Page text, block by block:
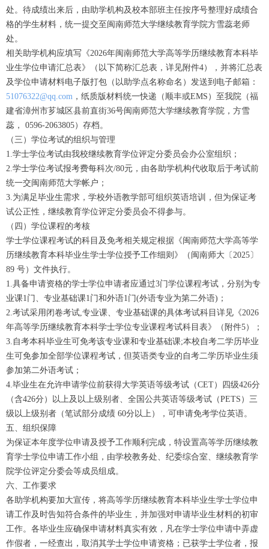
处。待成绩出来后，由助学机构及校本部班主任按序号整理好成绩合
格的学生材料，统一提交至闽南师范大学继续教育学院方雪蕊老师
处。
相关助学机构应填写《2026年闽南师范大学高等学历继续教育本科毕
业生学位申请汇总表》（以下简称汇总表，详见附件4），并将汇总表
及学位申请材料电子版打包（以助学点名称命名）发送到电子邮箱：
51076322@qq.com ，纸质版材料统一快递（顺丰或EMS）至我院（福
建省漳州市芗城区县前直街36号闽南师范大学继续教育学院，方雪
蕊， 0596-2063805）存档。
（三）学位考试的组织与管理
1.学士学位考试由我校继续教育学位评定分委员会办公室组织；
2.学士学位考试报考费每科次/80元，由各助学机构代收取后于考试前
统一交闽南师范大学帐户；
3.为满足毕业生需求，学校外语教学部可组织英语培训，但为保证考
试公正性，继续教育学位评定分委员会不得参与。
（四）学位课程的考核
学士学位课程考试的科目及免考相关规定根据《闽南师范大学高等学
历继续教育本科毕业生学士学位授予工作细则》（闽南师大〔2025〕
89 号）文件执行。
1.具备申请资格的学士学位申请者应通过3门学位课程考试，分别为专
业课1门、专业基础课1门和外语1门(外语专业为第二外语)；
2.考试采用闭卷考试,专业课、专业基础课的具体考试科目详见《2026
年高等学历继续教育本科学士学位专业课程考试科目表》（附件5）；
3.自考本科毕业生可免考该专业课和专业基础课;本校自考二学历毕业
生可免参加全部学位课程考试，但英语类专业的自考二学历毕业生须
参加第二外语考试；
4.毕业生在允许申请学位前获得大学英语等级考试（CET）四级426分
（含426分）以上及以上级别者、全国公共英语等级考试（PETS）三
级以上级别者（笔试部分成绩 60分以上），可申请免考学位英语。
五、组织保障
为保证本年度学位申请及授予工作顺利完成，特设置高等学历继续教
育学士学位申请工作小组，由学校教务处、纪委综合室、继续教育学
院学位评定分委会等成员组成。
六、工作要求
各助学机构要加大宣传，将高等学历继续教育本科毕业生学士学位申
请工作及时告知符合条件的毕业生，并加强对申请毕业生材料的初审
工作。各毕业生应确保申请材料真实有效，凡在学士学位申请中弄虚
作假者，一经查出，取消其学士学位申请资格；已获学士学位者，报